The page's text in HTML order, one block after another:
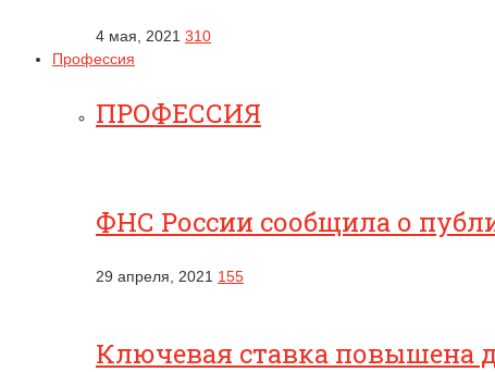
4 мая, 2021 310
Профессия
ПРОФЕССИЯ
ФНС России сообщила о
29 апреля, 2021 155
Ключевая ставка повышена